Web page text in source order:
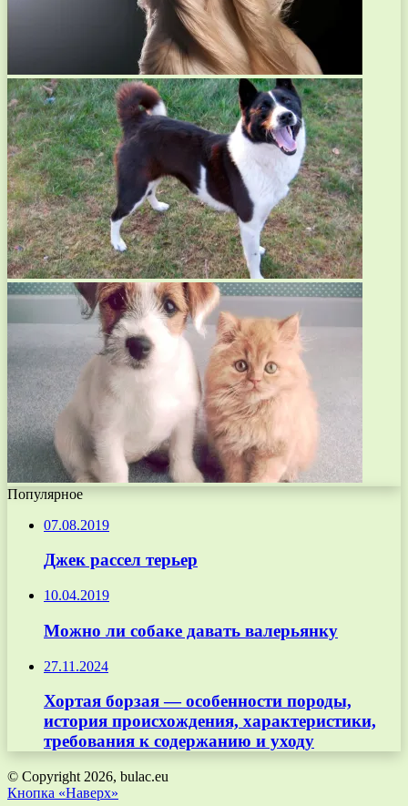
Популярное
07.08.2019
Джек рассел терьер
10.04.2019
Можно ли собаке давать валерьянку
27.11.2024
Хортая борзая — особенности породы,
история происхождения, характеристики,
требования к содержанию и уходу
© Copyright 2026, bulac.eu
Кнопка «Наверх»